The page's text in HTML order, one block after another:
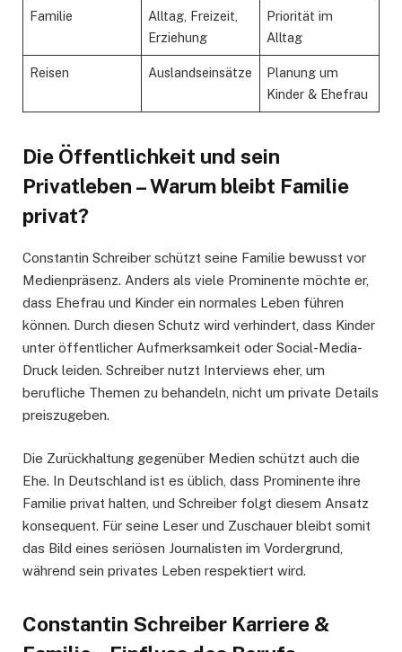
Familie
Alltag, Freizeit,
Erziehung
Priorität im
Alltag
Reisen Auslandseinsätze
Planung um
Kinder & Ehefrau
Die Öffentlichkeit und sein
Privatleben – Warum bleibt Familie
privat?
Constantin Schreiber schützt seine Familie bewusst vor
Medienpräsenz. Anders als viele Prominente möchte er,
dass Ehefrau und Kinder ein normales Leben führen
können. Durch diesen Schutz wird verhindert, dass Kinder
unter öffentlicher Aufmerksamkeit oder Social-Media-
Druck leiden. Schreiber nutzt Interviews eher, um
berufliche Themen zu behandeln, nicht um private Details
preiszugeben.
Die Zurückhaltung gegenüber Medien schützt auch die
Ehe. In Deutschland ist es üblich, dass Prominente ihre
Familie privat halten, und Schreiber folgt diesem Ansatz
konsequent. Für seine Leser und Zuschauer bleibt somit
das Bild eines seriösen Journalisten im Vordergrund,
während sein privates Leben respektiert wird.
Constantin Schreiber Karriere &